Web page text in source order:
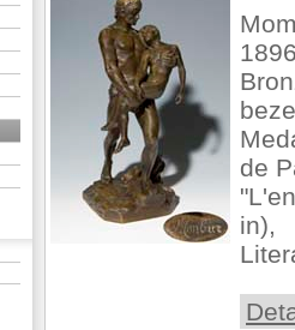
de
in),